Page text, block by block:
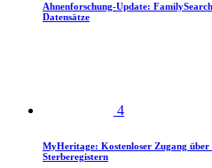
Ahnenforschung-Update:
Datensätze
4
MyHeritage: Kostenloser Zugang
Sterberegistern